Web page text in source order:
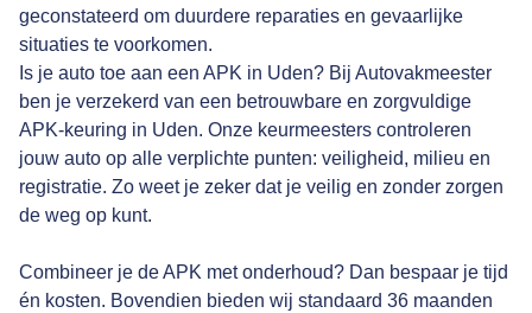
geconstateerd om duurdere reparaties en gevaarlijke
situaties te voorkomen.
Is je auto toe aan een APK in Uden? Bij Autovakmeester
ben je verzekerd van een betrouwbare en zorgvuldige
APK-keuring in Uden. Onze keurmeesters controleren
jouw auto op alle verplichte punten: veiligheid, milieu en
registratie. Zo weet je zeker dat je veilig en zonder zorgen
de weg op kunt.
Combineer je de APK met onderhoud? Dan bespaar je tijd
én kosten. Bovendien bieden wij standaard 36 maanden